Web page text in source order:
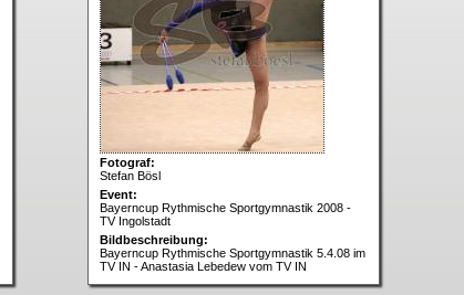
Fotograf:
Stefan Bösl
Event:
Bayerncup Rythmische Sportgymnastik 2008 -
TV Ingolstadt
Bildbeschreibung:
Bayerncup Rythmische Sportgymnastik 5.4.08 im
TV IN - Anastasia Lebedew vom TV IN